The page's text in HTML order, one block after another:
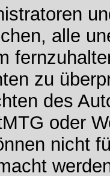
alle
zu
des
oder
nicht